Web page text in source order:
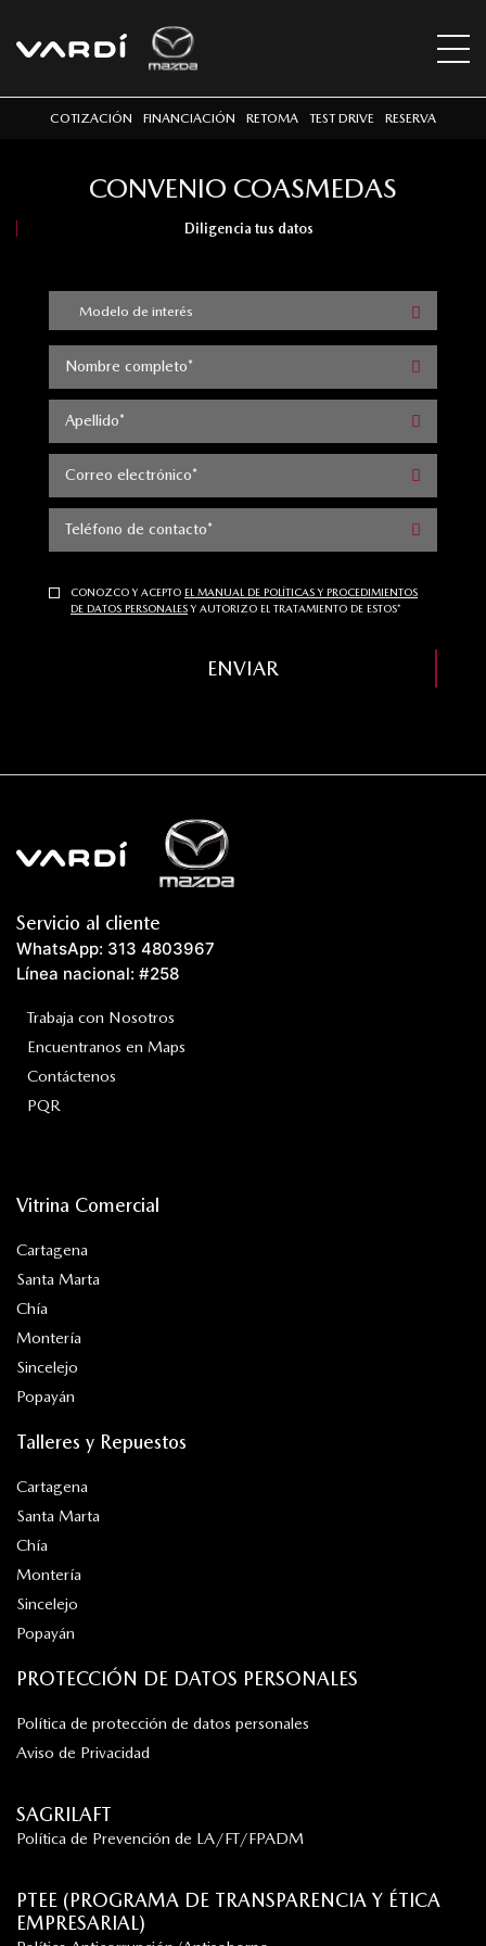
COTIZACIÓN FINANCIACIÓN RETOMA TEST DRIVE RESERVA
CONVENIO COASMEDAS
Diligencia tus datos
Modelo de interés
Nombre completo*
Apellido*
Correo electrónico*
Teléfono de contacto*
CONOZCO Y ACEPTO EL MANUAL DE POLÍTICAS Y PROCEDIMIENTOS
DE DATOS PERSONALESY AUTORIZO EL TRATAMIENTO DE ESTOS*
ENVIAR
Servicio al cliente
WhatsApp: 313 4803967
Línea nacional: #258
Trabaja con Nosotros
Encuentranos en Maps
Contáctenos
PQR
Vitrina Comercial
Cartagena
Santa Marta
Chía
Montería
Sincelejo
Popayán
Talleres y Repuestos
Cartagena
Santa Marta
Chía
Montería
Sincelejo
Popayán
PROTECCIÓN DE DATOS PERSONALES
Política de protección de datos personales
Aviso de Privacidad
SAGRILAFT
Política de Prevención de LA/FT/FPADM
PTEE (PROGRAMA DE TRANSPARENCIA Y ÉTICA
EMPRESARIAL)